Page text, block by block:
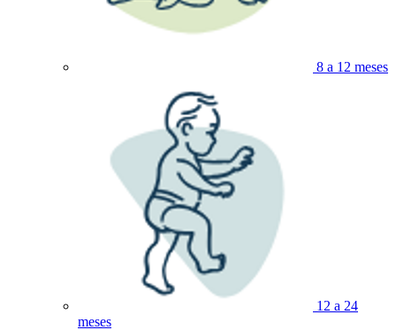
8 a 12 meses
12 a 24
meses